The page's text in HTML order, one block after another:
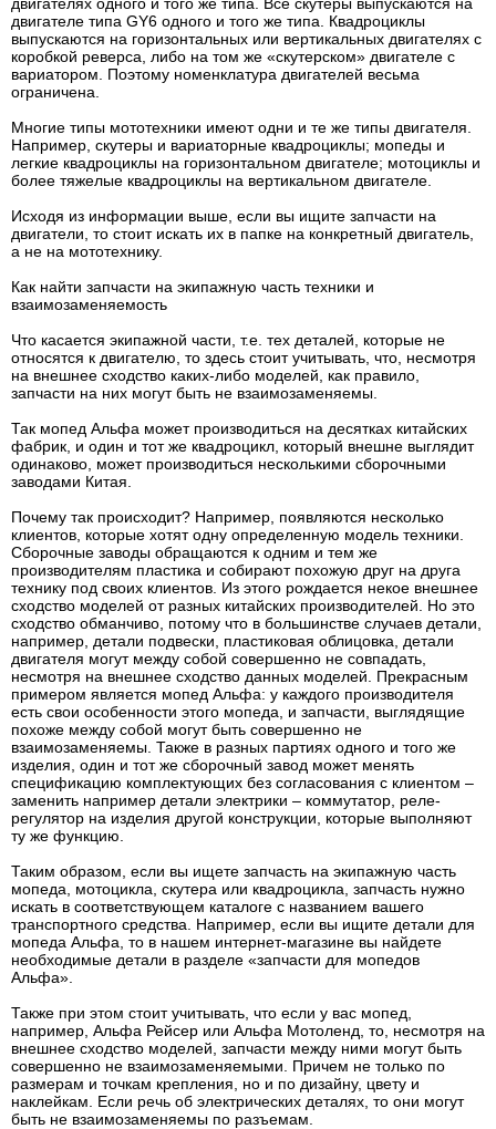
двигателе типа GY6 одного и того же типа. Квадроциклы
выпускаются на горизонтальных или вертикальных двигателях с
коробкой реверса, либо на том же «скутерском» двигателе с
вариатором. Поэтому номенклатура двигателей весьма
ограничена.
Многие типы мототехники имеют одни и те же типы двигателя.
Например, скутеры и вариаторные квадроциклы; мопеды и
легкие квадроциклы на горизонтальном двигателе; мотоциклы и
более тяжелые квадроциклы на вертикальном двигателе.
Исходя из информации выше, если вы ищите запчасти на
двигатели, то стоит искать их в папке на конкретный двигатель,
а не на мототехнику.
Как найти запчасти на экипажную часть техники и
взаимозаменяемость
Что касается экипажной части, т.е. тех деталей, которые не
относятся к двигателю, то здесь стоит учитывать, что, несмотря
на внешнее сходство каких-либо моделей, как правило,
запчасти на них могут быть не взаимозаменяемы.
Так мопед Альфа может производиться на десятках китайских
фабрик, и один и тот же квадроцикл, который внешне выглядит
одинаково, может производиться несколькими сборочными
заводами Китая.
Почему так происходит? Например, появляются несколько
клиентов, которые хотят одну определенную модель техники.
Сборочные заводы обращаются к одним и тем же
производителям пластика и собирают похожую друг на друга
технику под своих клиентов. Из этого рождается некое внешнее
сходство моделей от разных китайских производителей. Но это
сходство обманчиво, потому что в большинстве случаев детали,
например, детали подвески, пластиковая облицовка, детали
двигателя могут между собой совершенно не совпадать,
несмотря на внешнее сходство данных моделей. Прекрасным
примером является мопед Альфа: у каждого производителя
есть свои особенности этого мопеда, и запчасти, выглядящие
похоже между собой могут быть совершенно не
взаимозаменяемы. Также в разных партиях одного и того же
изделия, один и тот же сборочный завод может менять
спецификацию комплектующих без согласования с клиентом –
заменить например детали электрики – коммутатор, реле-
регулятор на изделия другой конструкции, которые выполняют
ту же функцию.
Таким образом, если вы ищете запчасть на экипажную часть
мопеда, мотоцикла, скутера или квадроцикла, запчасть нужно
искать в соответствующем каталоге с названием вашего
транспортного средства. Например, если вы ищите детали для
мопеда Альфа, то в нашем интернет-магазине вы найдете
необходимые детали в разделе «запчасти для мопедов
Альфа».
Также при этом стоит учитывать, что если у вас мопед,
например, Альфа Рейсер или Альфа Мотоленд, то, несмотря на
внешнее сходство моделей, запчасти между ними могут быть
совершенно не взаимозаменяемыми. Причем не только по
размерам и точкам крепления, но и по дизайну, цвету и
наклейкам. Если речь об электрических деталях, то они могут
быть не взаимозаменяемы по разъемам.